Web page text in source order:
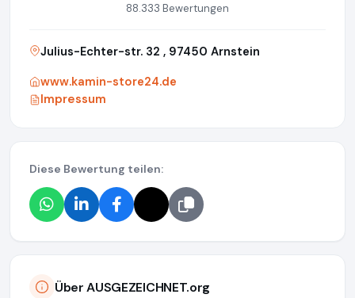
88.333 Bewertungen
Julius-Echter-str. 32 , 97450 Arnstein
www.kamin-store24.de
Impressum
Diese Bewertung teilen:
Über AUSGEZEICHNET.org